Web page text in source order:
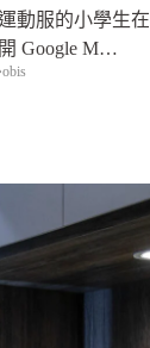
動服的小學生
Google M…
obis